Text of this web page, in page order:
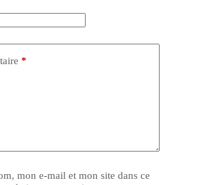
*
mon e-mail et mon site dans ce